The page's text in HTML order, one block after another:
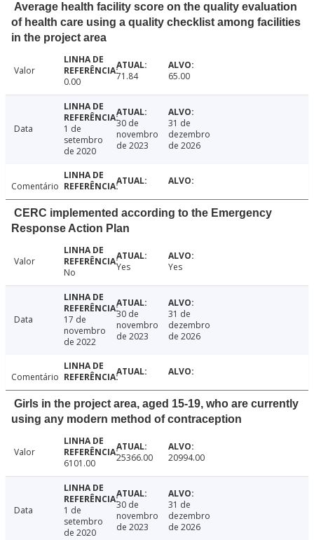
Average health facility score on the quality evaluation
of health care using a quality checklist among facilities
in the project area
Valor
0.00
71.84 65.00
Data
1 de
setembro
de 2020
30 de
novembro
de 2023
31 de
dezembro
de 2026
Comentário
CERC implemented according to the Emergency
Response Action Plan
Valor
No
Yes Yes
Data
17 de
novembro
de 2022
30 de
novembro
de 2023
31 de
dezembro
de 2026
Comentário
Girls in the project area, aged 15-19, who are currently
using any modern method of contraception
Valor
6101.00
25366.00 20994.00
Data
1 de
setembro
de 2020
30 de
novembro
de 2023
31 de
dezembro
de 2026